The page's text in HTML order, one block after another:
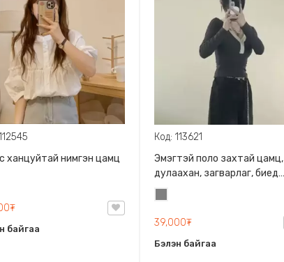
ханцуйтай нимгэн цамц
байгаа
Код: 113621
Эмэгтэй поло захтай цамц,
дулаахан, загварлаг, биед
эвтэйхэн, өндөр захтай,
товчтой, задгай энгэртэй
39,000₮
Бэлэн байгаа